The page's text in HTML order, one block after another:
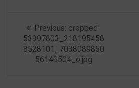
Beitragsnavigation
Previous: Previous
post:
cropped-
53397803_218195458
8528101_7038089850
56149504_o.jpg